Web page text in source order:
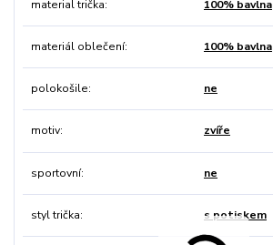
material trička 100% bavlna
materiál oblečení 100% bavlna
polokošile ne
motiv zvíře
sportovní ne
styl trička s potiskem